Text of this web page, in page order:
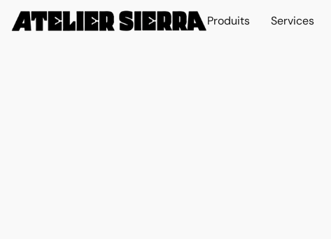
Produits Services